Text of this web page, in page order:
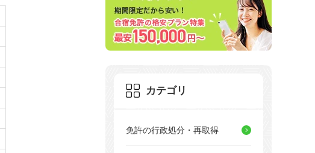
カテゴリ
免許の行政処分・再取得